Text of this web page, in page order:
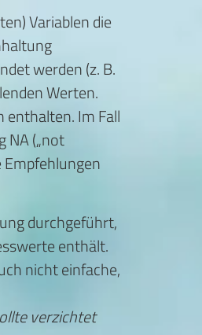
Variablen die
werden (z. B.
Werten.
enthalten. Im Fall
NA („not
durchgeführt,
enthält.
nicht einfache,
verzichtet